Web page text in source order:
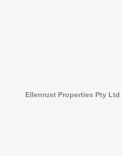
Ellenrust Properties Pty Ltd